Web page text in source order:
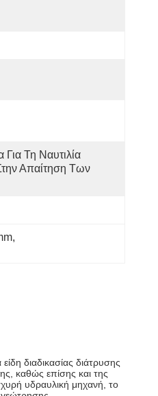
Τη Ναυτιλία
Απαίτηση Των
,
διαδικασίας διάτρυσης
καθώς επίσης και της
υδραυλική μηχανή, το